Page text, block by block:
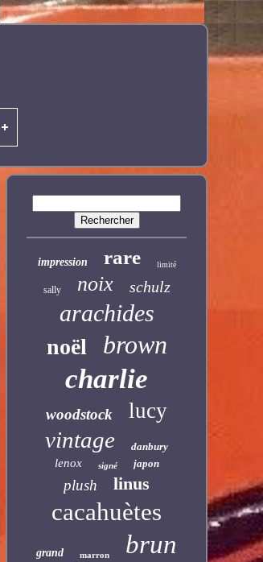
impression rare limité
sally noix schulz
arachides
noël brown
charlie
woodstock lucy
vintage danbury
lenox signé japon
plush linus
cacahuètes
grand marron brun